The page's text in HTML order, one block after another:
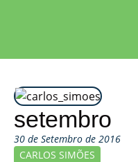
setembro
30 de Setembro de 2016
CARLOS SIMÕES